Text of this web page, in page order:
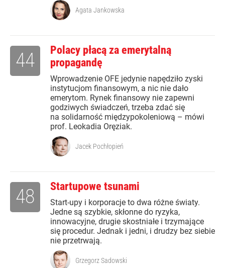
Agata Jankowska
Polacy płacą za emerytalną
propagandę
Wprowadzenie OFE jedynie napędziło zyski
instytucjom finansowym, a nic nie dało
emerytom. Rynek finansowy nie zapewni
godziwych świadczeń, trzeba zdać się
na solidarność międzypokoleniową – mówi
prof. Leokadia Oręziak.
44
Jacek Pochłopień
Startupowe tsunami
Start-upy i korporacje to dwa różne światy.
Jedne są szybkie, skłonne do ryzyka,
innowacyjne, drugie skostniałe i trzymające
się procedur. Jednak i jedni, i drudzy bez siebie
nie przetrwają.
48
Grzegorz Sadowski